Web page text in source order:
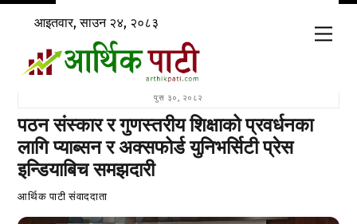
Skip
content
आइतवार, साउन २४, २०८३
पुस ३०, २०८२
पठन संस्कार र गुणस्तरीय शिक्षाको प्रवर्धनका
लागि प्याब्सन र अक्सफोर्ड युनिभर्सिटी प्रेस
इन्डियाबिच समझदारी
आर्थिक पाटी संवाददाता